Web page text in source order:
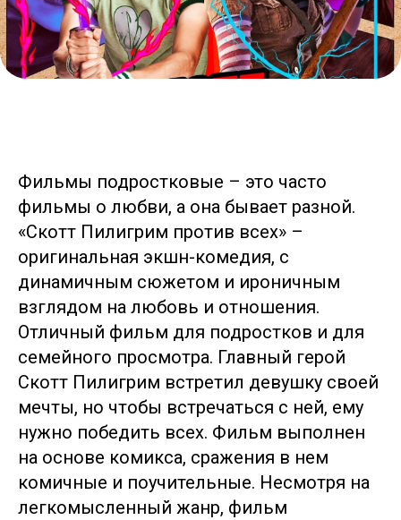
Фильмы подростковые – это часто
фильмы о любви, а она бывает разной.
«Скотт Пилигрим против всех» –
оригинальная экшн-комедия, с
динамичным сюжетом и ироничным
взглядом на любовь и отношения.
Отличный фильм для подростков и для
семейного просмотра. Главный герой
Скотт Пилигрим встретил девушку своей
мечты, но чтобы встречаться с ней, ему
нужно победить всех. Фильм выполнен
на основе комикса, сражения в нем
комичные и поучительные. Несмотря на
легкомысленный жанр, фильм